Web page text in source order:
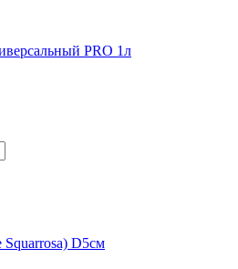
PRO 1л
D5см